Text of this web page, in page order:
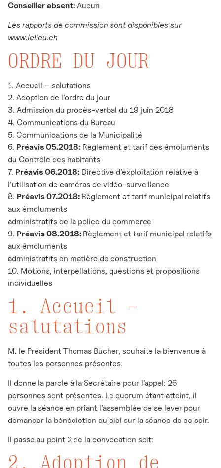
Conseiller absent: Aucun
Les rapports de commission sont disponibles sur
www.lelieu.ch
ORDRE DU JOUR
1. Accueil – salutations
2. Adoption de l’ordre du jour
3. Admission du procès-verbal du 19 juin 2018
4. Communications du Bureau
5. Communications de la Municipalité
6. Préavis 05.2018: Règlement et tarif des émoluments
du Contrôle des habitants
7. Préavis 06.2018: Directive d’exploitation relative à
l’utilisation de caméras de vidéo-surveillance
8. Préavis 07.2018: Règlement et tarif municipal relatifs
aux émoluments
administratifs de la police du commerce
9. Préavis 08.2018: Règlement et tarif municipal relatifs
aux émoluments
administratifs en matière de construction
10. Motions, interpellations, questions et propositions
individuelles
1. Accueil –
salutations
M. le Président Thomas Bücher, souhaite la bienvenue à
toutes les personnes présentes.
Il donne la parole à la Secrétaire pour l’appel: 26
personnes sont présentes. Le quorum étant atteint, il
ouvre la séance en priant l’assemblée de se lever pour
demander la bénédiction du ciel sur la séance de ce soir.
Il passe au point 2 de la convocation soit:
2. Adoption de